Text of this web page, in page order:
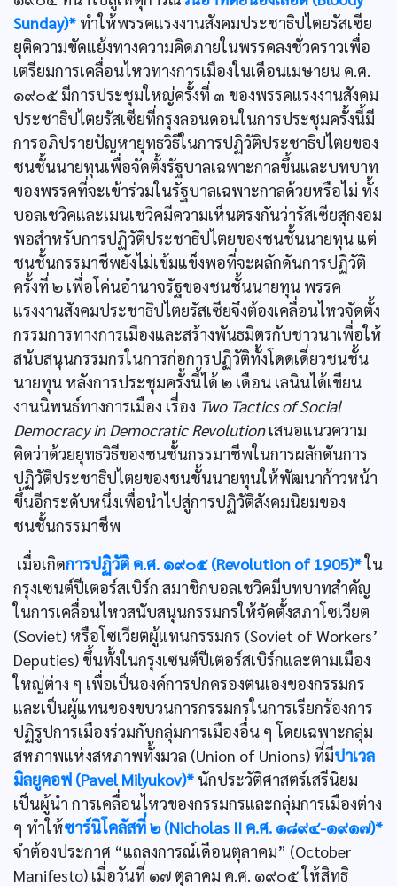
Sunday)* ทำให้พรรคแรงงานสังคมประชาธิปไตยรัสเซีย
ยุติความขัดแย้งทางความคิดภายในพรรคลงชั่วคราวเพื่อ
เตรียมการเคลื่อนไหวทางการเมืองในเดือนเมษายน ค.ศ.
๑๙๐๕ มีการประชุมใหญ่ครั้งที่ ๓ ของพรรคแรงงานสังคม
ประชาธิปไตยรัสเซียที่กรุงลอนดอนในการประชุมครั้งนี้มี
การอภิปรายปัญหายุทธวิธีในการปฏิวัติประชาธิปไตยของ
ชนชั้นนายทุนเพื่อจัดตั้งรัฐบาลเฉพาะกาลขึ้นและบทบาท
ของพรรคที่จะเข้าร่วมในรัฐบาลเฉพาะกาลด้วยหรือไม่ ทั้ง
บอลเชวิคและเมนเชวิคมีความเห็นตรงกันว่ารัสเซียสุกงอม
พอสำหรับการปฏิวัติประชาธิปไตยของชนชั้นนายทุน แต่
ชนชั้นกรรมาชีพยังไม่เข้มแข็งพอที่จะผลักดันการปฏิวัติ
ครั้งที่ ๒ เพื่อโค่นอำนาจรัฐของชนชั้นนายทุน พรรค
แรงงานสังคมประชาธิปไตยรัสเซียจึงต้องเคลื่อนไหวจัดตั้ง
กรรมการทางการเมืองและสร้างพันธมิตรกับชาวนาเพื่อให้
สนับสนุนกรรมกรในการก่อการปฏิวัติทั้งโดดเดี่ยวชนชั้น
นายทุน หลังการประชุมครั้งนี้ได้ ๒ เดือน เลนินได้เขียน
งานนิพนธ์ทางการเมือง เรื่อง Two Tactics of Social
Democracy in Democratic Revolutionเสนอแนวความ
คิดว่าด้วยยุทธวิธีของชนชั้นกรรมาชีพในการผลักดันการ
ปฏิวัติประชาธิปไตยของชนชั้นนายทุนให้พัฒนาก้าวหน้า
ขึ้นอีกระดับหนึ่งเพื่อนำไปสู่การปฏิวัติสังคมนิยมของ
ชนชั้นกรรมาชีพ
เมื่อเกิดการปฏิวัติ ค.ศ. ๑๙๐๕ (Revolution of 1905)*ใน
กรุงเซนต์ปีเตอร์สเบิร์ก สมาชิกบอลเชวิคมีบทบาทสำคัญ
ในการเคลื่อนไหวสนับสนุนกรรมกรให้จัดตั้งสภาโซเวียต
(Soviet) หรือโซเวียตผู้แทนกรรมกร (Soviet of Workers’
Deputies) ขึ้นทั้งในกรุงเซนต์ปีเตอร์สเบิร์กและตามเมือง
ใหญ่ต่าง ๆ เพื่อเป็นองค์การปกครองตนเองของกรรมกร
และเป็นผู้แทนของขบวนการกรรมกรในการเรียกร้องการ
ปฏิรูปการเมืองร่วมกับกลุ่มการเมืองอื่น ๆ โดยเฉพาะกลุ่ม
สหภาพแห่งสหภาพทั้งมวล (Union of Unions) ที่มีปาเวล
มิลยูคอฟ (Pavel Milyukov)* นักประวัติศาสตร์เสรีนิยม
เป็นผู้นำ การเคลื่อนไหวของกรรมกรและกลุ่มการเมืองต่าง
ๆ ทำให้ซาร์นิโคลัสที่ ๒ (Nicholas II ค.ศ. ๑๘๙๔-๑๙๑๗)*
จำต้องประกาศ “แถลงการณ์เดือนตุลาคม” (October
Manifesto) เมื่อวันที่ ๑๗ ตุลาคม ค.ศ. ๑๙๐๕ ให้สิทธิ